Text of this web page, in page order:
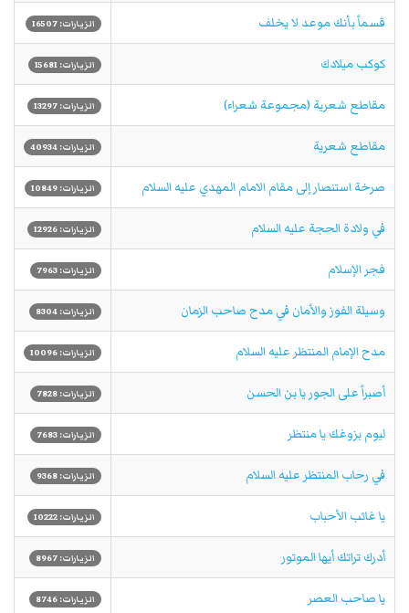
قسماً بأنك موعد لا يخلف الزيارات: 16507
كوكب ميلادك الزيارات: 15681
مقاطع شعرية (مجموعة شعراء) الزيارات: 13297
مقاطع شعرية الزيارات: 40934
صرخة استنصار إلى مقام الامام المهدي عليه السلام الزيارات: 10849
في ولادة الحجة عليه السلام الزيارات: 12926
فجر الإسلام الزيارات: 7963
وسيلة الفوز والأمان في مدح صاحب الزمان الزيارات: 8304
مدح الإمام المنتظر عليه السلام الزيارات: 10096
أصبراً على الجور يا بن الحسن الزيارات: 7828
ليوم بزوغك يا منتظر الزيارات: 7683
في رحاب المنتظر عليه السلام الزيارات: 9368
يا غائب الأحباب الزيارات: 10222
أدرك تراتك أيها الموتور الزيارات: 8967
يا صاحب العصر الزيارات: 8746